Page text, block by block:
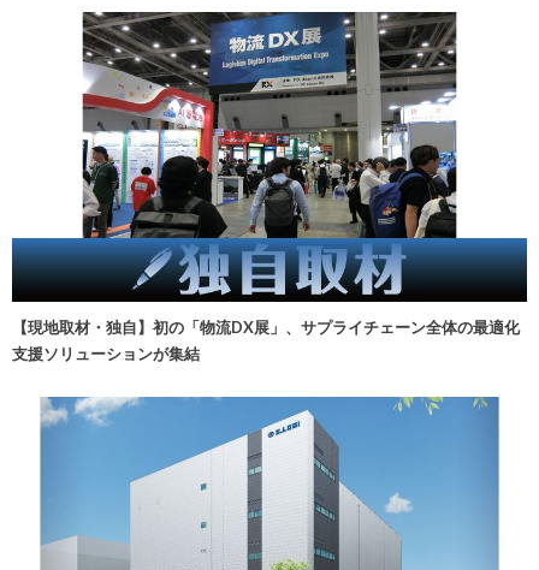
【現地取材・独自】初の「物流DX展」、サプライチェーン全体の最適化
支援ソリューションが集結